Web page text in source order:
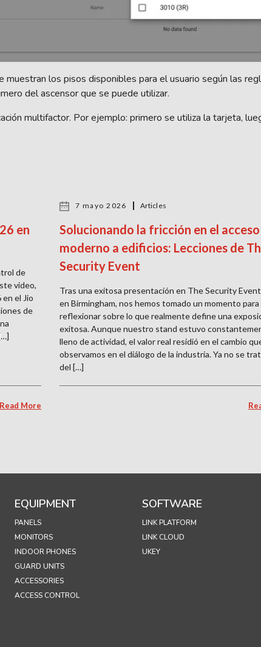
los pisos disponibles para el usuario según las
del ascensor que se puede utilizar.
multifactor. Por ejemplo: primero se utiliza la tarjeta,
en
de
video,
el Jio
de
Read More
7 mayo 2026 Articles
Solucionando la fricción en el acceso
moderno a edificios: Lecciones de
Security Event
Tras una exitosa presentación en The Security
en Birmingham, nos hemos tomado un momento para
reflexionar sobre lo que realmente define una
exitosa. Aunque nuestro stand estuvo
lleno de actividad, el valor real residió en el cambio
observamos en el diálogo de la industria. Ya no se
del […]
EQUIPMENT
PANELS
MONITORS
INDOOR PHONES
GUARD UNITS
ACCESSORIES
ACCESS CONTROL
SOFTWARE
LINK PLATFORM
LINK CLOUD
UKEY